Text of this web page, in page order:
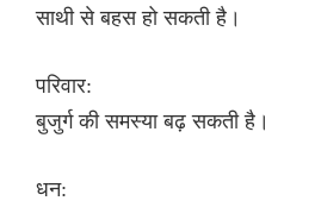
साथी से बहस हो सकती है।
परिवार:
बुजुर्ग की समस्या बढ़ सकती है।
धन: